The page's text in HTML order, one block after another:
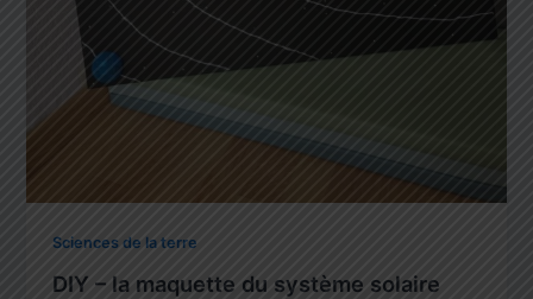
Sciences de la terre
DIY – la maquette du système solaire